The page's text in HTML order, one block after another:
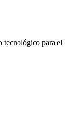
tecnológico para el